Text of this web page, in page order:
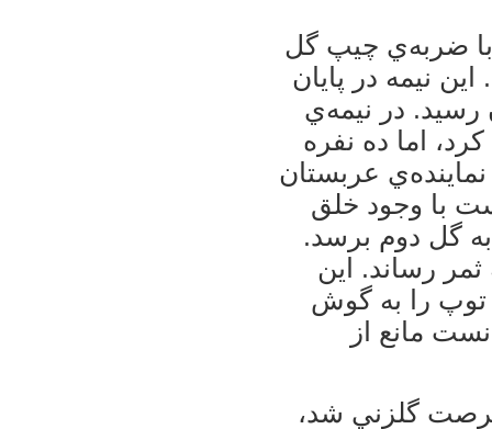
با ضربه‌ي چيپ گل
نيمه در پايان
رسيد. در نيمه‌ي
اما ده نفره
عربستان
با وجود خلق
گل دوم برسد.
به ثمر رساند. اين
توپ را به گوش
مانع از
گلزني شد،